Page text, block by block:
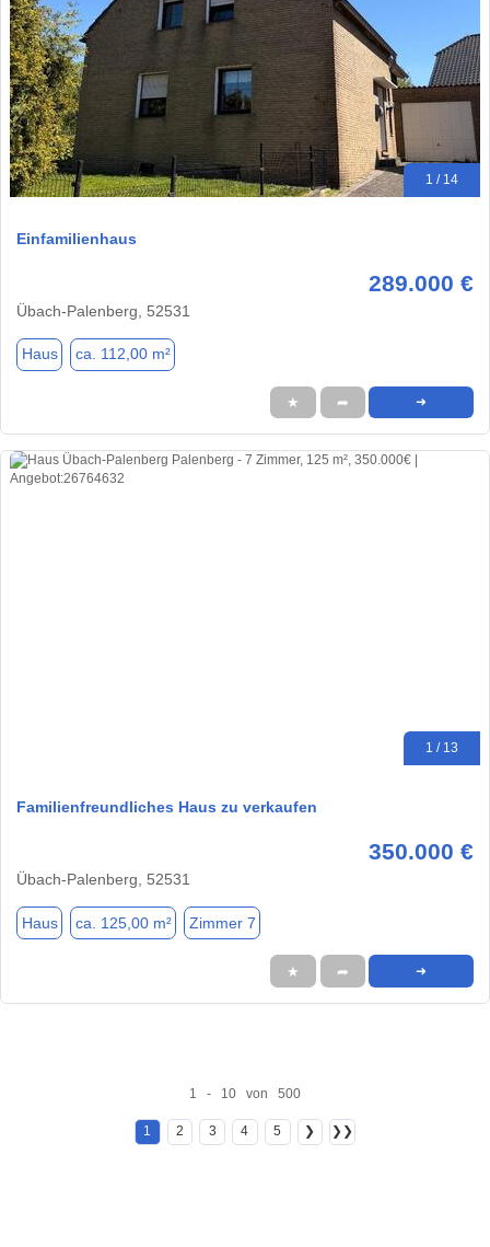
1 / 14
Einfamilienhaus
289.000 €
Übach-Palenberg, 52531
Haus ca. 112,00 m²
★ ➦ ➜
1 / 13
Familienfreundliches Haus zu verkaufen
350.000 €
Übach-Palenberg, 52531
Haus ca. 125,00 m² Zimmer 7
★ ➦ ➜
1 - 10 von 500
1 2 3 4 5 ❯ ❯❯